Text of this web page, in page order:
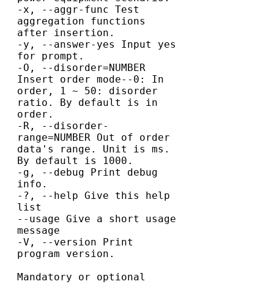
-x, --aggr-func Test
aggregation functions
after insertion.
-y, --answer-yes Input yes
for prompt.
-O, --disorder=NUMBER
Insert order mode--0: In
order, 1 ~ 50: disorder
ratio. By default is in
order.
-R, --disorder-
range=NUMBER Out of order
data's range. Unit is ms.
By default is 1000.
-g, --debug Print debug
info.
-?, --help Give this help
list
--usage Give a short usage
message
-V, --version Print
program version.
Mandatory or optional